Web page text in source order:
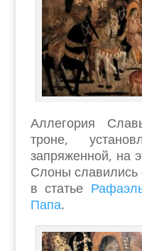
Аллегория
троне,
запряженной, на
Слоны славились
в статье
Папа.